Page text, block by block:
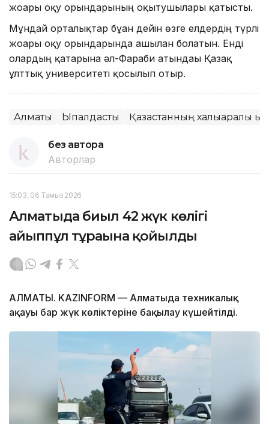
жоғарғы оқу орындарының оқытушылары қатысты.
Мұндай орталықтар бұған дейін өзге елдердің түрлі
жоғары оқу орындарында ашылған болатын. Енді
олардың қатарына әл-Фараби атындағы Қазақ
ұлттық университеті қосылып отыр.
Алматы Ықпалдастық Қазақстанның халықаралық
без автора
Авторлар
15:03, 06 Тамыз 2026
Алматыда биыл 42 жүк көлігі
айыппұл тұрағына қойылды
АЛМАТЫ. KAZINFORM — Алматыда техникалық
ақауы бар жүк көліктеріне бақылау күшейтілді.